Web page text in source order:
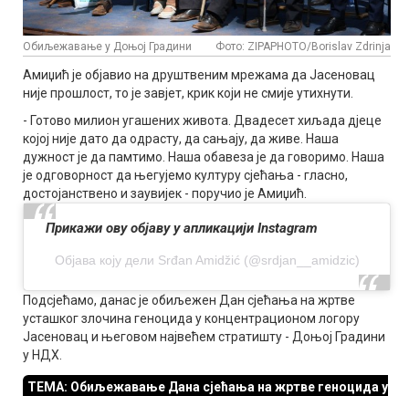
Обиљежавање у Доњој Градини Фото: ZIPAPHOTO/Borislav Zdrinja
Амиџић је објавио на друштвеним мрежама да Јасеновац
није прошлост, то је завјет, крик који не смије утихнути.
- Готово милион угашених живота. Двадесет хиљада дјеце
којој није дато да одрасту, да сањају, да живе. Наша
дужност је да памтимо. Наша обавеза је да говоримо. Наша
је одговорност да његујемо културу сјећања - гласно,
достојанствено и заувијек - поручио је Амиџић.
Прикажи ову објаву у апликацији Instagram
Објава коју дели Srđan Amidžić (@srdjan__amidzic)
Подсјећамо, данас је обиљежен Дан сјећања на жртве
усташког злочина геноцида у концентрационом логору
Јасеновац и његовом највећем стратишту - Доњој Градини
у НДХ.
ТЕМА: Обиљежавање Дана сјећања на жртве геноцида у